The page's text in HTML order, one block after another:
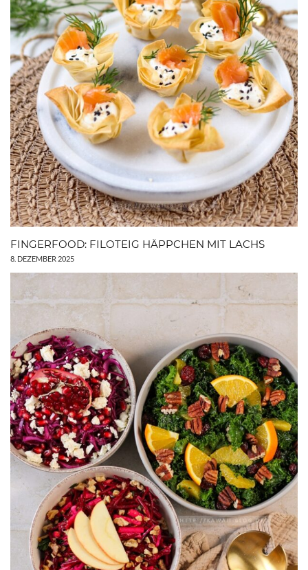
FINGERFOOD: FILOTEIG HÄPPCHEN MIT LACHS
8. DEZEMBER 2025